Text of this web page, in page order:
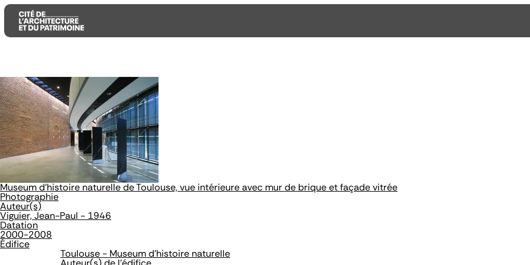
Aller
au
contenu
principal
Aller
au
menu
principal
Aller
à
la
recherche
Museum d'histoire naturelle de Toulouse, vue intérieure avec mur de brique et façade vitrée
Photographie
Auteur(s)
Viguier, Jean-Paul - 1946
Datation
2000-2008
Édifice
Toulouse - Museum d'histoire naturelle